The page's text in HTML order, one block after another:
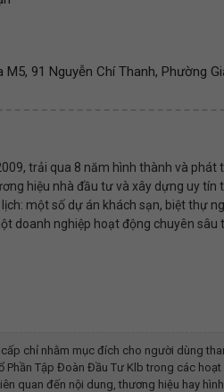
M5, 91 Nguyễn Chí Thanh, Phường
trải qua 8 năm hình thành và phát
hiệu nhà đầu tư và xây dựng uy
một số dự án khách sạn, biệt thự
doanh nghiệp hoạt động chuyên
chỉ nhằm mục đích cho người dùng
Phần Tập Đoàn Đầu Tư Klb trong các hoạt
quan đến nội dung, thương hiệu hay